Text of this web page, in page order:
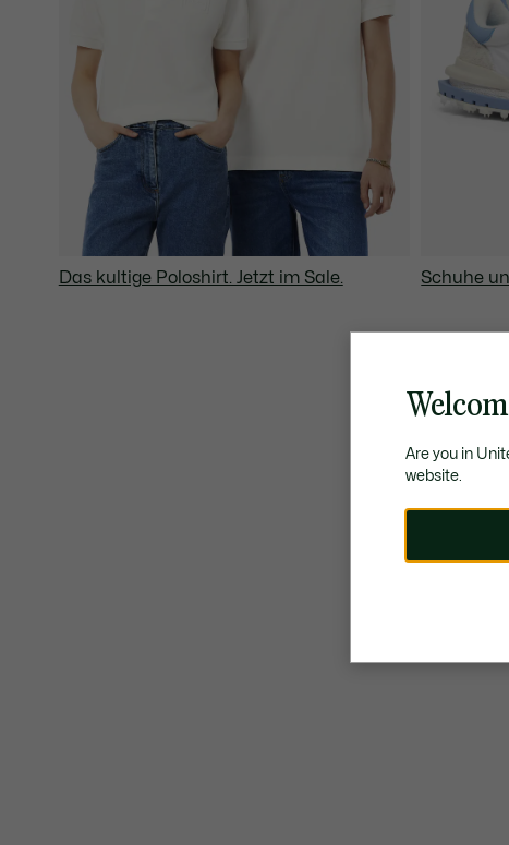
Das kultige Poloshirt. Jetzt im Sale. Schuhe
Are you in
website.